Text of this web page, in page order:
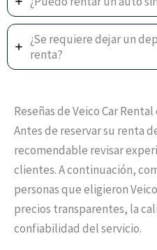
¿Se requiere dejar un
renta?
Reseñas de Veico Car Rental
Antes de reservar su renta
recomendable revisar
clientes. A continuación,
personas que eligieron
precios transparentes, la
confiabilidad del servicio.